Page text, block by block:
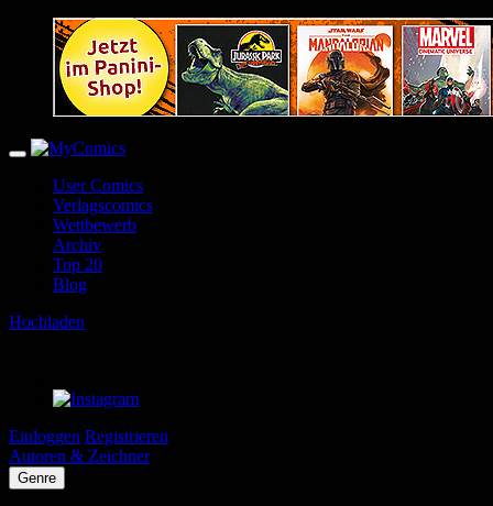
User Comics
Verlagscomics
Wettbewerb
Archiv
Top 20
Blog
Hochladen
Einloggen Registrieren
Autoren & Zeichner
Genre